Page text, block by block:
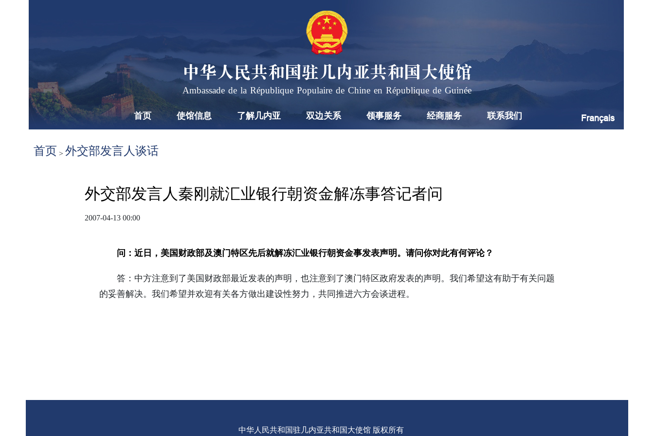
中华人民共和国驻几内亚共和国大使馆
Ambassade de la République Populaire de Chine en République de Guinée
首页 使馆信息 了解几内亚 双边关系 领事服务 经商服务 联系我们 Français
首页 > 外交部发言人谈话
外交部发言人秦刚就汇业银行朝资金解冻事答记者问
2007-04-13 00:00
问：近日，美国财政部及澳门特区先后就解冻汇业银行朝资金事发表声明。请问你对此有何评论？
答：中方注意到了美国财政部最近发表的声明，也注意到了澳门特区政府发表的声明。我们希望这有助于有关问题
的妥善解决。我们希望并欢迎有关各方做出建设性努力，共同推进六方会谈进程。
中华人民共和国驻几内亚共和国大使馆 版权所有